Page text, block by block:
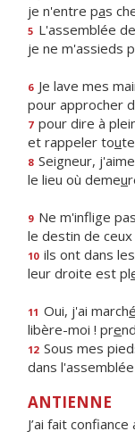
je n'entre pas
5 L'assemblée
je ne m'assieds p
6 Je lave mes
pour approcher
7 pour dire à
et rappeler tou
8 Seigneur,
le lieu où demeu
9 Ne m'inflige
le destin de ceux
10 ils ont dans
leur droite est pl
11 Oui, j'ai marché
libère-moi ! pre
12 Sous mes
dans
ANTIENNE
J’ai fait